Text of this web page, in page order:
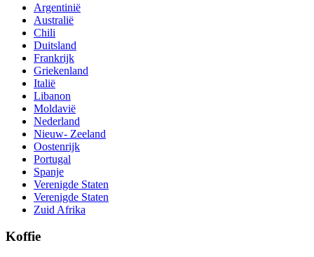
Argentinië
Australië
Chili
Duitsland
Frankrijk
Griekenland
Italië
Libanon
Moldavië
Nederland
Nieuw- Zeeland
Oostenrijk
Portugal
Spanje
Verenigde Staten
Verenigde Staten
Zuid Afrika
Koffie